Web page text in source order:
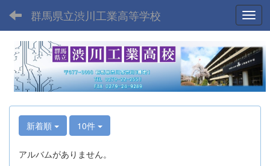
群馬県立渋川工業高等学校
新着順 10件
アルバムがありません。